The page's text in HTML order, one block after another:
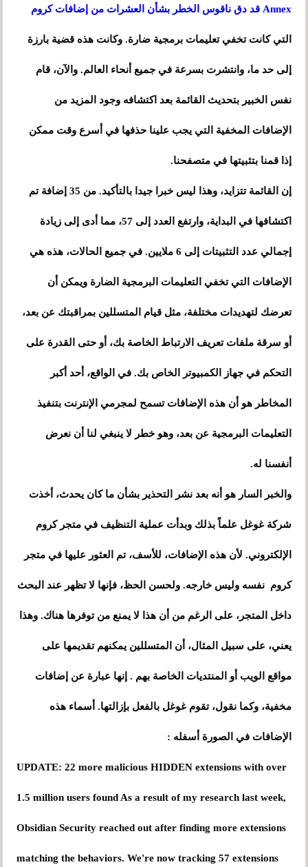
Annex قد دق ناقوس الخطر بشأن العشرات من إضافات كروم
التي كانت تخفي تعليمات برمجية ضارة. وكانت هذه قضية بارزة
إلى حد ما، وانتشرت بسرعة في جميع أنحاء العالم. والآن، قام
نفس الخبير بتحديث القائمة بعد اكتشافه وجود المزيد من
الإضافات المخفية التي يجب علينا حذفها في أسرع وقت ممكن
إذا قمنا بتثبيتها في متصفحنا.
إن القائمة تتزايد، وهذا ليس خبرا جيدا بالتأكيد. من 35 إضافة تم
اكتشافها في البداية، وارتفع العدد إلى 57، مما أدى إلى زيادة
إجمالي عدد التثبيتات إلى 6 ملايين. في جميع الحالات، هذه هي
الإضافات التي تخفي التعليمات البرمجية الضارة ويمكن أن
تعرضك لتهديدات مختلفة، مثل قيام المتسللين بمراقبتك عن بعد،
أو سرقة ملفات تعريف الارتباط الخاصة بك، أو حتى القدرة على
التحكم في جهاز الكمبيوتر الخاص بك. في الواقع، أحد أكبر
المخاطر هو أن هذه الإضافات تسمح لمجرمي الإنترنت بتنفيذ
التعليمات البرمجية عن بعد، وهو خطر لا ينبغي لنا أن نعرض
أنفسنا له.
والخبر السار هو أنه بعد نشر التحذير بشأن ما كان يحدث، أخذت
شركة غوغل علماً بذلك وبدأت عملية التنظيف في متجر كروم
الإلكتروني. لأن هذه الإضافات، للأسف، تم العثور عليها في متجر
كروم نفسه وليس خارجه. ولحسن الحظ، فإنها لا تظهر عند البحث
داخل المتجر، على الرغم من أن هذا لا يمنع من توفرها هناك. وهذا
يعني، على سبيل المثال، أن المتسللين يمكنهم تقديمها على
مواقع الويب أو المنتديات الخاصة بهم . إنها عبارة عن إضافات
مخفية، وكما نقول، تقومغوغلبالفعل بإزالتها. أسماء هذه
الإضافات في الصورة أسفله :
UPDATE: 22 more malicious HIDDEN extensions with over
1.5 million users found As a result of my research last week,
Obsidian Security reached out after finding more extensions
matching the behaviors. We're now tracking 57 extensions